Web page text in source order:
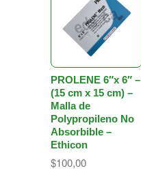
PROLENE 6″x 6″ –
(15 cm x 15 cm) –
Malla de
Polypropileno No
Absorbible –
Ethicon
$100,00